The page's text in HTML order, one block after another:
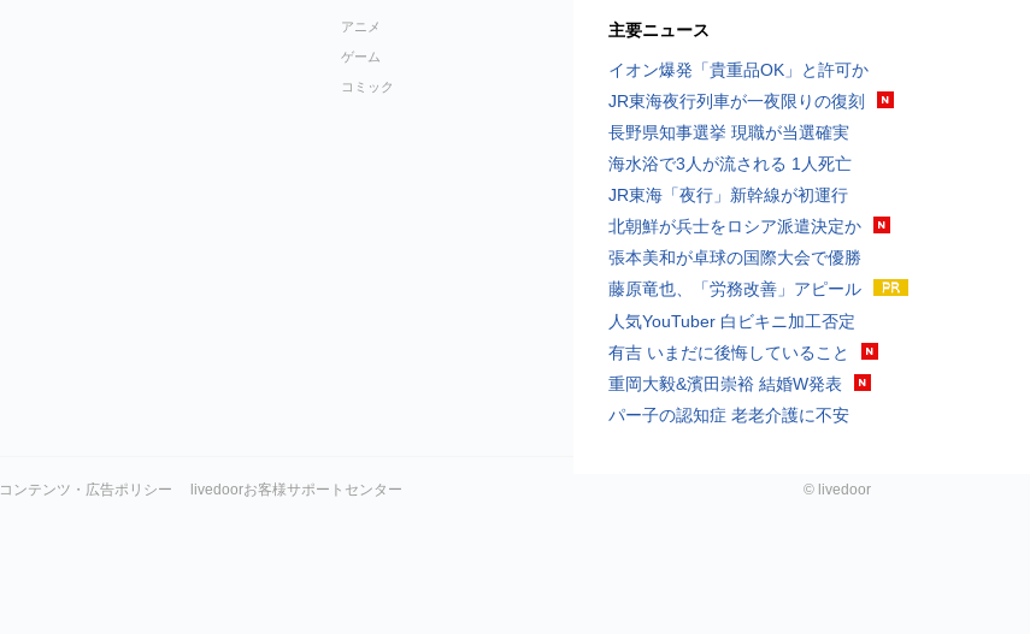
主要ニュース
イオン爆発「貴重品OK」と許可か
JR東海夜行列車が一夜限りの復刻
長野県知事選挙 現職が当選確実
海水浴で3人が流される 1人死亡
JR東海「夜行」新幹線が初運行
北朝鮮が兵士をロシア派遣決定か
張本美和が卓球の国際大会で優勝
藤原竜也、「労務改善」アピール
人気YouTuber 白ビキニ加工否定
有吉 いまだに後悔していること
重岡大毅&濱田崇裕 結婚W発表
パー子の認知症 老老介護に不安
アニメ
ゲーム
コミック
コンテンツ・広告ポリシー livedoorお客様サポートセンター © livedoor